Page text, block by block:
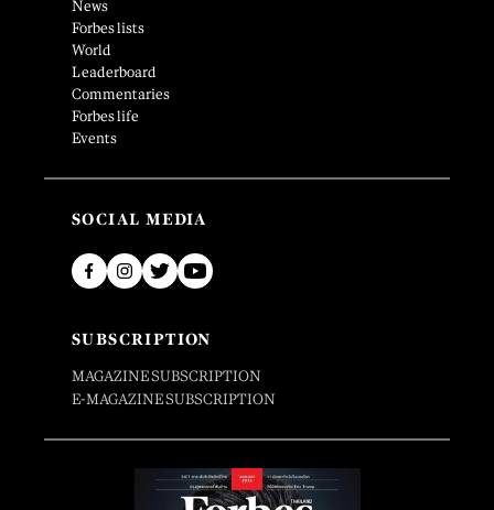
News
Forbes lists
World
Leaderboard
Commentaries
Forbes life
Events
SOCIAL MEDIA
SUBSCRIPTION
MAGAZINE SUBSCRIPTION
E-MAGAZINE SUBSCRIPTION